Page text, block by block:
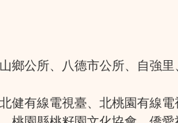
鄉公所、八德市公所、自強
健有線電視臺、北桃園有線